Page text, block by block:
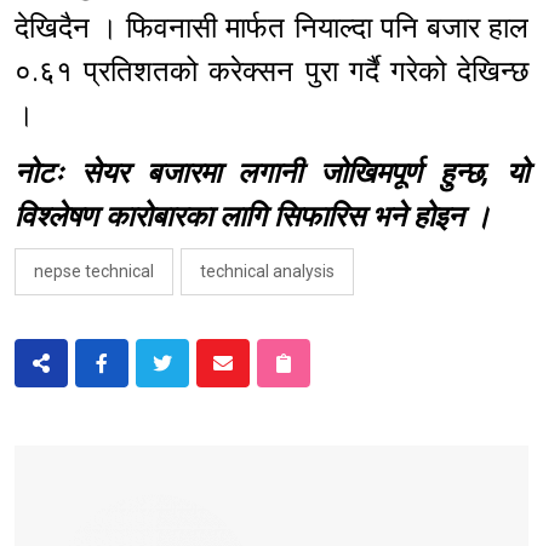
देखिदैन । फिवनासी मार्फत नियाल्दा पनि बजार हाल
०.६१ प्रतिशतको करेक्सन पुरा गर्दै गरेको देखिन्छ
।
नोटः सेयर बजारमा लगानी जोखिमपूर्ण हुन्छ, यो
विश्लेषण कारोबारका लागि सिफारिस भने होइन ।
nepse technical technical analysis